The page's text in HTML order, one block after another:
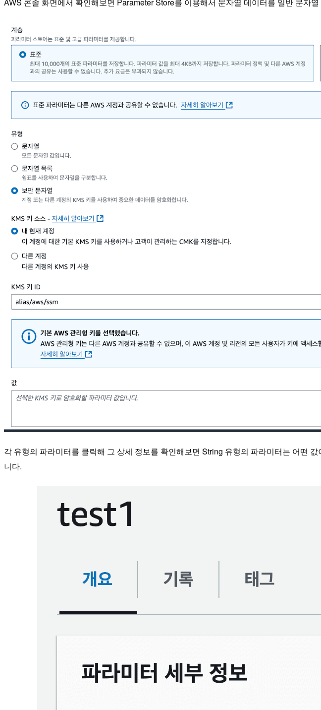
AWS 콘솔 화면에서 확인해보면 Parameter Store를 이용해서 문자열 데이터를 일반 문자
각 유형의 파라미터를 클릭해 그 상세 정보를 확인해보면 String 유형의 파라미터는 어떤
니다.